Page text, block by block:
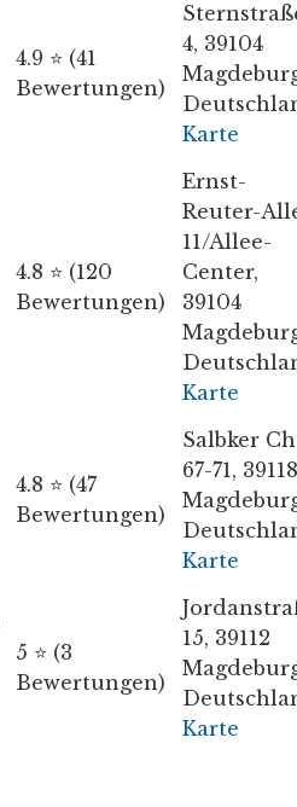
4.9 ⭐ (41
Bewertungen)
4, 39104
Karte
4.8 ⭐ (120
Bewertungen)
Ernst-
Reuter-
11/Allee-
Center,
39104
Karte
4.8 ⭐ (47
Bewertungen)
Salbker Ch
67-71, 39118
Karte
5 ⭐ (3
Bewertungen)
15, 39112
Karte